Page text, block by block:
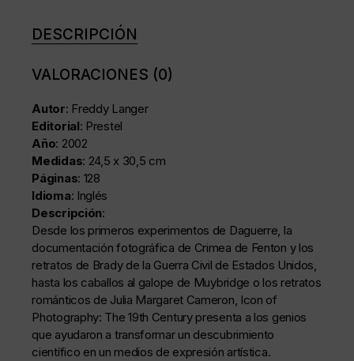
DESCRIPCIÓN
VALORACIONES (0)
Autor: Freddy Langer
Editorial: Prestel
Año: 2002
Medidas: 24,5 x 30,5 cm
Páginas: 128
Idioma: Inglés
Descripción:
Desde los primeros experimentos de Daguerre, la
documentación fotográfica de Crimea de Fenton y los
retratos de Brady de la Guerra Civil de Estados Unidos,
hasta los caballos al galope de Muybridge o los retratos
románticos de Julia Margaret Cameron, Icon of
Photography: The 19th Century presenta a los genios
que ayudaron a transformar un descubrimiento
científico en un medios de expresión artística.